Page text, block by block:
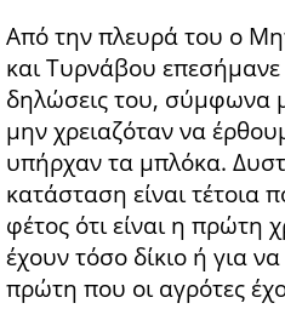
Από την πλευρά του ο
και Τυρνάβου
δηλώσεις του, σύμφωνα
μην χρειαζόταν να
υπήρχαν τα μπλόκα.
κατάσταση είναι
φέτος ότι είναι η πρώτη
έχουν τόσο δίκιο ή για
πρώτη που οι αγρότες